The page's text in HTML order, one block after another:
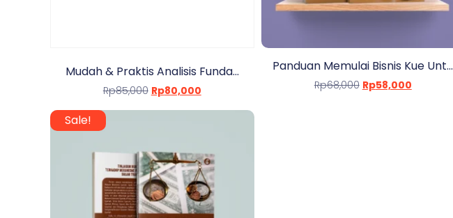
Mudah & Praktis Analisis Funda...
Rp85,000 Rp80,000
Panduan Memulai Bisnis Kue Unt...
Rp68,000 Rp58,000
Sale!